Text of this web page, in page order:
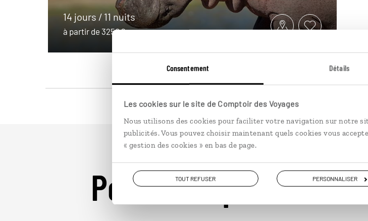
Consentement Détails
Les cookies sur le site de Comptoir des Voyages
Nous utilisons des cookies pour faciliter votre navigation sur notre
publicités. Vous pouvez choisir maintenant quels cookies vous
« gestion des cookies » en bas de page.
TOUT REFUSER PERSONNALISER
14 jours / 11 nuits
à partir de 3250€
Pour aller plus loin